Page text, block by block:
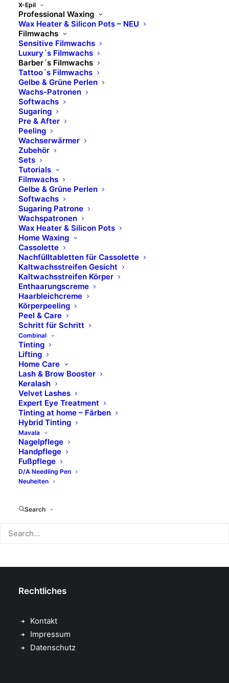
X-Epil
Professional Waxing
Wax Heater & Silicon Pots – NEU
Filmwachs
Sensitive Filmwachs
Luxury´s Filmwachs
Barber´s Filmwachs
Tattoo´s Filmwachs
Gelbe & Grüne Perlen
Wachs-Patronen
Softwachs
Sugaring
Pre & After
Peeling
Wachserwärmer
Zubehör
Sets
Tutorials
Filmwachs
Gelbe & Grüne Perlen
Softwachs
Sugaring Patrone
Wachspatronen
Wax Heater & Silicon Pots
Home Waxing
Cassolette
Nachfülltabletten für Cassolette
Kaltwachsstreifen Gesicht
Kaltwachsstreifen Körper
Enthaarungscreme
Haarbleichcreme
Körperpeeling
Peel & Care
Schritt für Schritt
Combinal
Tinting
Lifting
Home Care
Lash & Brow Booster
Keralash
Velvet Lashes
Expert Eye Treatment
Tinting at home – Färben
Hybrid Tinting
Mavala
Nagelpflege
Handpflege
Fußpflege
D/A Needling Pen
Neuheiten
Search
Standort
B Brilliant Lifestyle GmbH
Zum Panrepel 17a
28307 Bremen
Kontakt
Telefon: 0421 – 845 121 80
Fax: 0421 – 845 121 89
Mail:info@b-brilliant.de
Öffnungszeiten
Montag – Donnerstag
8.00 Uhr – 17.00 Uhr​
Freitag
8.00 Uhr – 14.00 Uhr
Marken
Skinfonie
X-Epil
VOESH
avrybeauty
Combinal
MAVALA
M.Magi
Hydracolor
Formula Pura
Dermolab Uomo
Flawa
Rechtliches
Kontakt
Impressum
Datenschutz